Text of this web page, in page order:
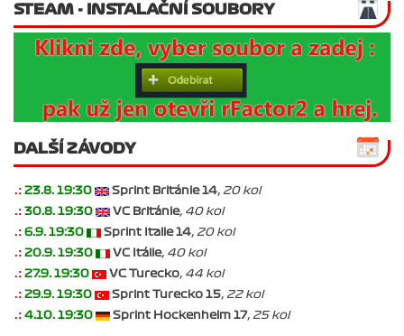
STEAM - INSTALAČNÍ SOUBORY
DALŠÍ ZÁVODY
.: 23.8. 19:30 Sprint Británie 14, 20 kol
.: 30.8. 19:30 VC Británie, 40 kol
.: 6.9. 19:30 Sprint Italie 14, 20 kol
.: 20.9. 19:30 VC Itálie, 40 kol
.: 27.9. 19:30 VC Turecko, 44 kol
.: 29.9. 19:30 Sprint Turecko 15, 22 kol
.: 4.10. 19:30 Sprint Hockenheim 17, 25 kol